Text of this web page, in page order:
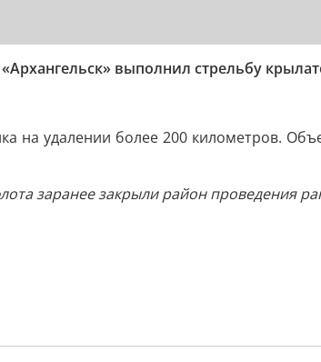
выполнил стрельбу
на удалении более 200 километров.
заранее закрыли район проведения